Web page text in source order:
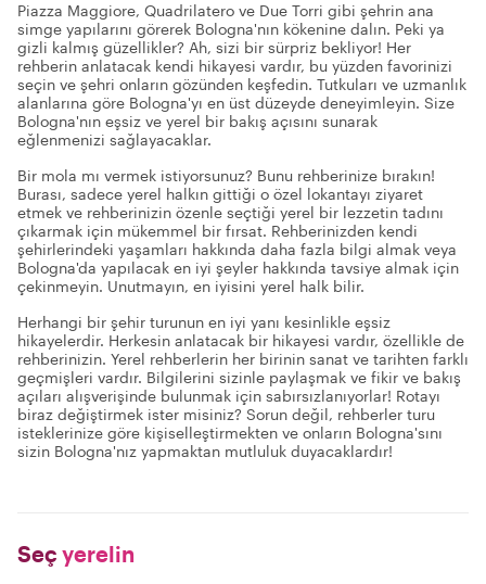
Piazza Maggiore, Quadrilatero ve Due Torri gibi şehrin ana
simge yapılarını görerek Bologna'nın kökenine dalın. Peki ya
gizli kalmış güzellikler? Ah, sizi bir sürpriz bekliyor! Her
rehberin anlatacak kendi hikayesi vardır, bu yüzden favorinizi
seçin ve şehri onların gözünden keşfedin. Tutkuları ve uzmanlık
alanlarına göre Bologna'yı en üst düzeyde deneyimleyin. Size
Bologna'nın eşsiz ve yerel bir bakış açısını sunarak
eğlenmenizi sağlayacaklar.
Bir mola mı vermek istiyorsunuz? Bunu rehberinize bırakın!
Burası, sadece yerel halkın gittiği o özel lokantayı ziyaret
etmek ve rehberinizin özenle seçtiği yerel bir lezzetin tadını
çıkarmak için mükemmel bir fırsat. Rehberinizden kendi
şehirlerindeki yaşamları hakkında daha fazla bilgi almak veya
Bologna'da yapılacak en iyi şeyler hakkında tavsiye almak için
çekinmeyin. Unutmayın, en iyisini yerel halk bilir.
Herhangi bir şehir turunun en iyi yanı kesinlikle eşsiz
hikayelerdir. Herkesin anlatacak bir hikayesi vardır, özellikle de
rehberinizin. Yerel rehberlerin her birinin sanat ve tarihten farklı
geçmişleri vardır. Bilgilerini sizinle paylaşmak ve fikir ve bakış
açıları alışverişinde bulunmak için sabırsızlanıyorlar! Rotayı
biraz değiştirmek ister misiniz? Sorun değil, rehberler turu
isteklerinize göre kişiselleştirmekten ve onların Bologna'sını
sizin Bologna'nız yapmaktan mutluluk duyacaklardır!
Seç yerelin